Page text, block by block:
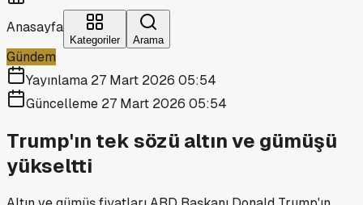
Anasayfa
Kategoriler Arama
Gündem
Yayınlama 27 Mart 2026 05:54
Güncelleme 27 Mart 2026 05:54
Trump'ın tek sözü altın ve gümüşü
yükseltti